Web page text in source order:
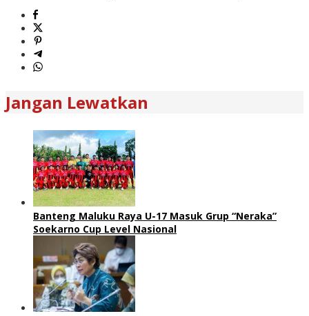
Jangan Lewatkan
Banteng Maluku Raya U-17 Masuk Grup “Neraka”
Soekarno Cup Level Nasional